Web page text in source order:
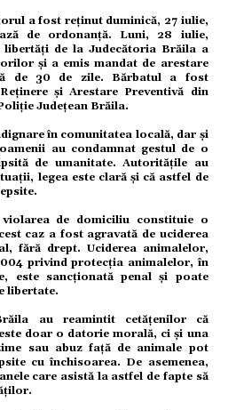
a fost reținut duminică, 27 iulie,
de ordonanță. Luni, 28 iulie,
de la Judecătoria Brăila a
și a emis mandat de arestare
de 30 de zile. Bărbatul a fost
și Arestare Preventivă din
Județean Brăila.
în comunitatea locală, dar și
au condamnat gestul de o
de umanitate. Autoritățile au
legea este clară și că astfel de
de domiciliu constituie o
caz a fost agravată de uciderea
fără drept. Uciderea animalelor,
privind protecția animalelor, în
este sancționată penal și poate
libertate.
au reamintit cetățenilor că
doar o datorie morală, ci și una
sau abuz față de animale pot
cu închisoarea. De asemenea,
care asistă la astfel de fapte să